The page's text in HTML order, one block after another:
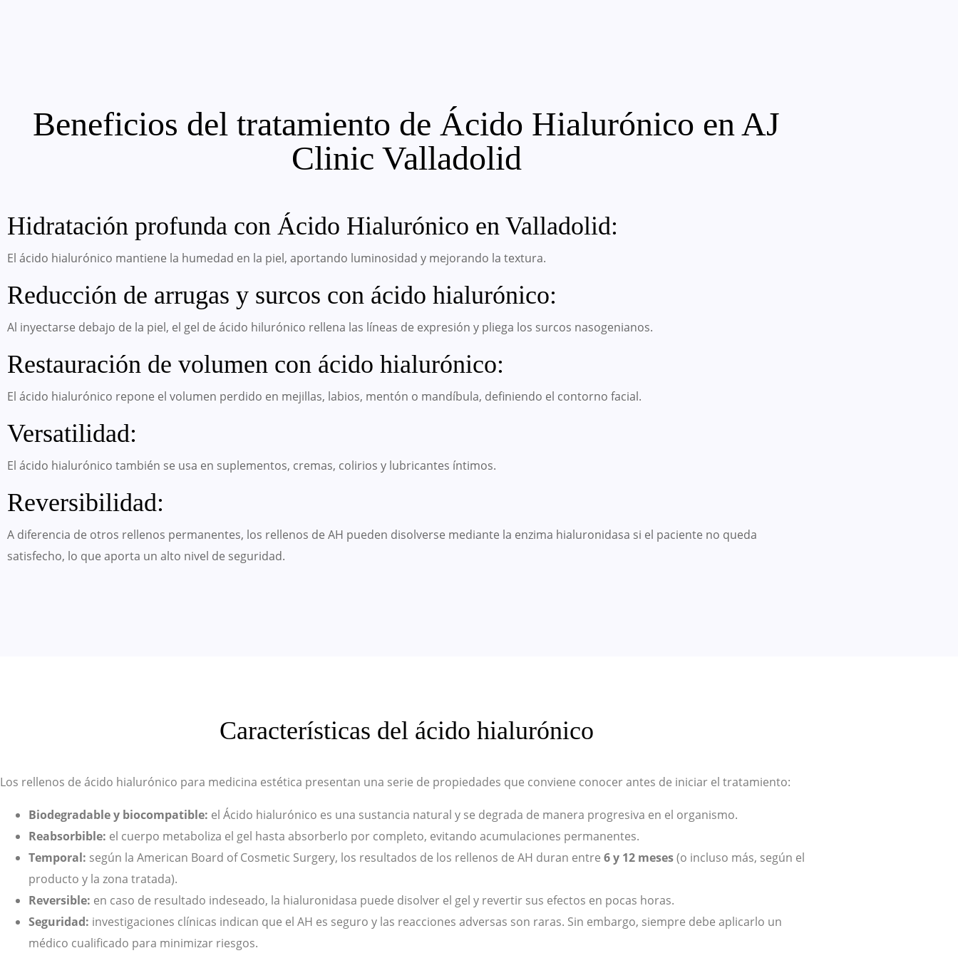
Beneficios del tratamiento de Ácido Hialurónico en AJ
Clinic Valladolid
Hidratación profunda con Ácido Hialurónico en Valladolid:
El ácido hialurónico mantiene la humedad en la piel, aportando luminosidad y mejorando la textura.
Reducción de arrugas y surcos con ácido hialurónico:
Al inyectarse debajo de la piel, el gel de ácido hilurónico rellena las líneas de expresión y pliega los surcos nasogenianos.
Restauración de volumen con ácido hialurónico:
El ácido hialurónico repone el volumen perdido en mejillas, labios, mentón o mandíbula, definiendo el contorno facial.
Versatilidad:
El ácido hialurónico también se usa en suplementos, cremas, colirios y lubricantes íntimos.
Reversibilidad:
A diferencia de otros rellenos permanentes, los rellenos de AH pueden disolverse mediante la enzima hialuronidasa si el paciente no queda
satisfecho, lo que aporta un alto nivel de seguridad.
Características del ácido hialurónico
Los rellenos de ácido hialurónico para medicina estética presentan una serie de propiedades que conviene conocer antes de iniciar el tratamiento:
Biodegradable y biocompatible: el Ácido hialurónico es una sustancia natural y se degrada de manera progresiva en el organismo.
Reabsorbible: el cuerpo metaboliza el gel hasta absorberlo por completo, evitando acumulaciones permanentes.
Temporal: según la American Board of Cosmetic Surgery, los resultados de los rellenos de AH duran entre 6 y 12 meses(o incluso más, según el
producto y la zona tratada).
Reversible: en caso de resultado indeseado, la hialuronidasa puede disolver el gel y revertir sus efectos en pocas horas.
Seguridad: investigaciones clínicas indican que el AH es seguro y las reacciones adversas son raras. Sin embargo, siempre debe aplicarlo un
médico cualificado para minimizar riesgos.